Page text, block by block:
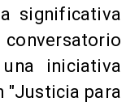
significativa
iniciativa
"Justicia para